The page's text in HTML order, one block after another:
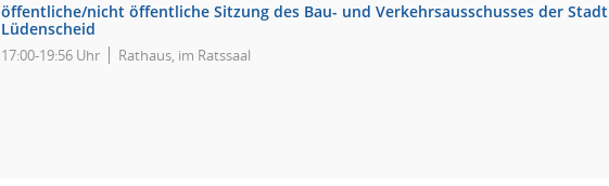
öffentliche/nicht öffentliche Sitzung des Bau- und Verkehrsausschusses der Stadt
Lüdenscheid
17:00-19:56 Uhr Rathaus, im Ratssaal